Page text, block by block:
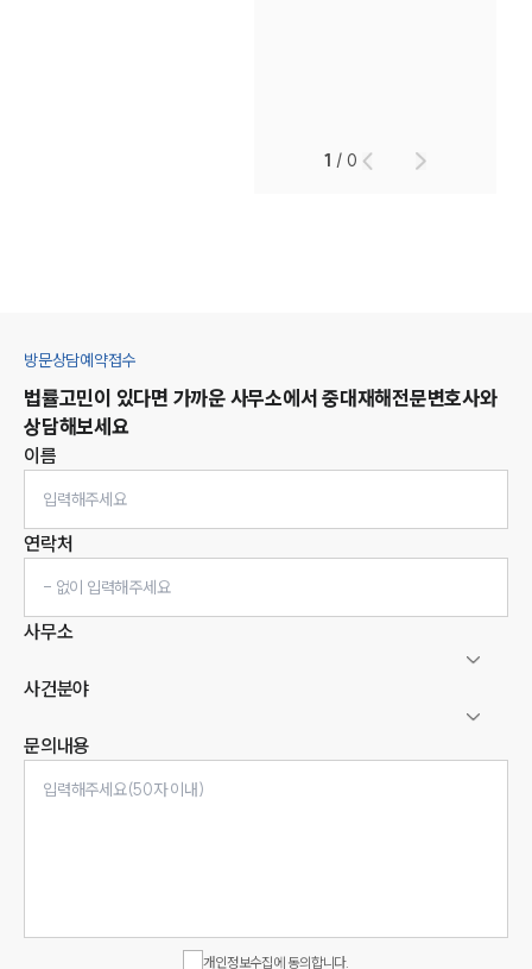
1 /0
방문상담예약접수
법률고민이 있다면 가까운 사무소에서 중대재해전문변호사와
상담해보세요
이름
연락처
사무소
사건분야
문의내용
개인정보수집에 동의합니다.